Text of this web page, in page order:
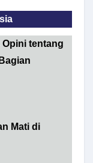
Opini tentang
Mati di